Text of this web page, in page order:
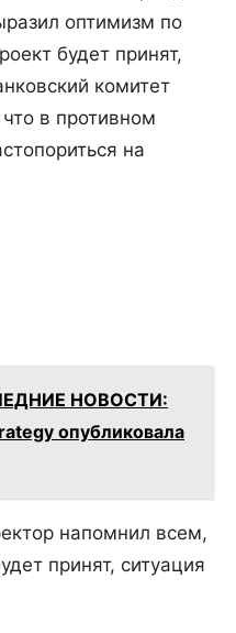
оптимизм по
будет принят,
комитет
в противном
на
НОВОСТИ:
опубликовала
напомнил всем,
принят, ситуация